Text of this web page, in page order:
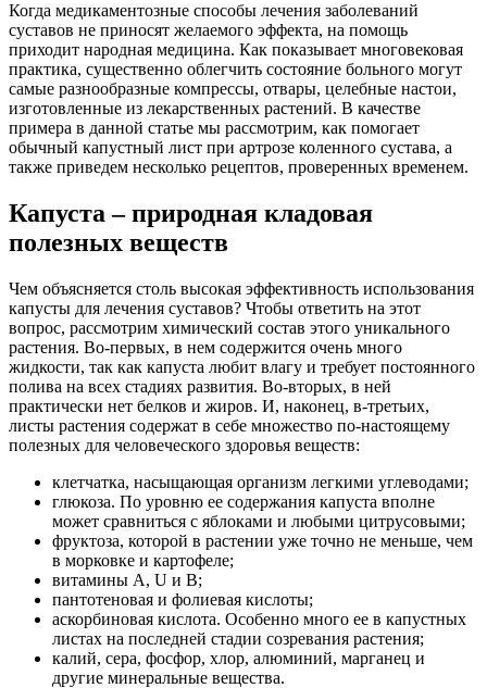
Когда медикаментозные способы лечения заболеваний
суставов не приносят желаемого эффекта, на помощь
приходит народная медицина. Как показывает многовековая
практика, существенно облегчить состояние больного могут
самые разнообразные компрессы, отвары, целебные настои,
изготовленные из лекарственных растений. В качестве
примера в данной статье мы рассмотрим, как помогает
обычный капустный лист при артрозе коленного сустава, а
также приведем несколько рецептов, проверенных временем.
Капуста – природная кладовая
полезных веществ
Чем объясняется столь высокая эффективность использования
капусты для лечения суставов? Чтобы ответить на этот
вопрос, рассмотрим химический состав этого уникального
растения. Во-первых, в нем содержится очень много
жидкости, так как капуста любит влагу и требует постоянного
полива на всех стадиях развития. Во-вторых, в ней
практически нет белков и жиров. И, наконец, в-третьих,
листы растения содержат в себе множество по-настоящему
полезных для человеческого здоровья веществ:
клетчатка, насыщающая организм легкими углеводами;
глюкоза. По уровню ее содержания капуста вполне
может сравниться с яблоками и любыми цитрусовыми;
фруктоза, которой в растении уже точно не меньше, чем
в морковке и картофеле;
витамины A, U и B;
пантотеновая и фолиевая кислоты;
аскорбиновая кислота. Особенно много ее в капустных
листах на последней стадии созревания растения;
калий, сера, фосфор, хлор, алюминий, марганец и
другие минеральные вещества.